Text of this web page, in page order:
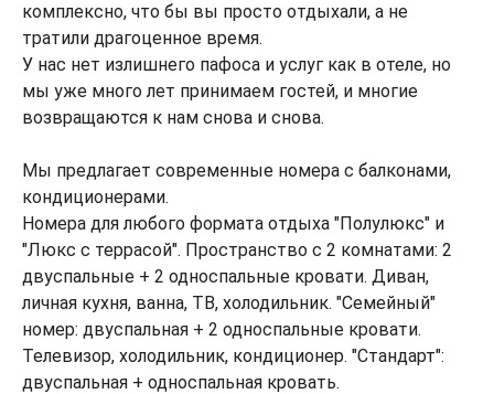
комплексно, что бы вы просто отдыхали, а не
тратили драгоценное время.
У нас нет излишнего пафоса и услуг как в отеле, но
мы уже много лет принимаем гостей, и многие
возвращаются к нам снова и снова.
Мы предлагает современные номера с балконами,
кондиционерами.
Номера для любого формата отдыха "Полулюкс" и
"Люкс с террасой". Пространство c 2 комнатами: 2
двуспальные + 2 односпальные кровати. Диван,
личная кухня, ванна, ТВ, холодильник. "Семейный"
номер: двуспальная + 2 односпальные кровати.
Телевизор, холодильник, кондиционер. "Стандарт":
двуспальная + односпальная кровать.